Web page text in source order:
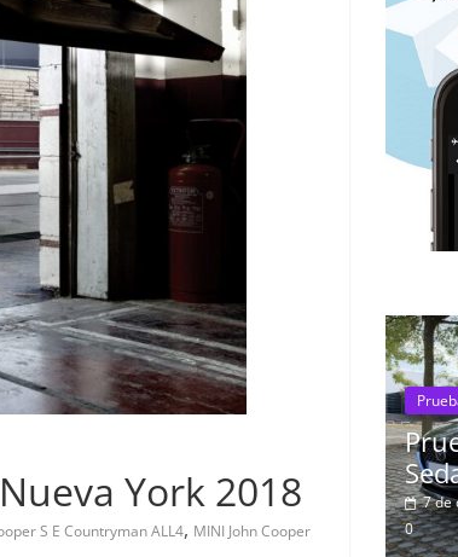
York 2018
S E Countryman ALL4, MINI John Cooper
Benz
Pruebas
Prueba a fondo del
Sedan Skyactiv-G 2.0
7 de diciembre de 2019
0